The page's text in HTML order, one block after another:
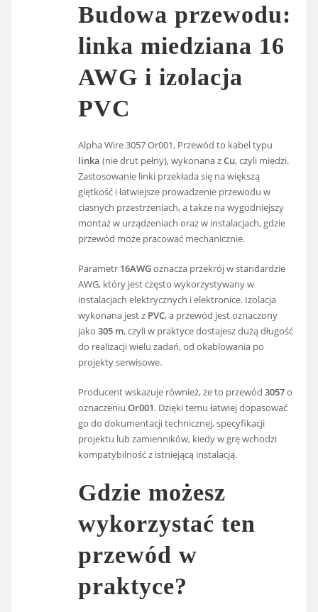
Budowa przewodu:
linka miedziana 16
AWG i izolacja
PVC
Alpha Wire 3057 Or001, Przewód to kabel typu
linka (nie drut pełny), wykonana zCu, czyli miedzi.
Zastosowanie linki przekłada się na większą
giętkość i łatwiejsze prowadzenie przewodu w
ciasnych przestrzeniach, a także na wygodniejszy
montaż w urządzeniach oraz w instalacjach, gdzie
przewód może pracować mechanicznie.
Parametr 16AWGoznacza przekrój w standardzie
AWG, który jest często wykorzystywany w
instalacjach elektrycznych i elektronice. Izolacja
wykonana jest z PVC, a przewód jest oznaczony
jako305 m, czyli w praktyce dostajesz dużą długość
do realizacji wielu zadań, od okablowania po
projekty serwisowe.
Producent wskazuje również, że to przewód3057o
oznaczeniuOr001. Dzięki temu łatwiej dopasować
go do dokumentacji technicznej, specyfikacji
projektu lub zamienników, kiedy w grę wchodzi
kompatybilność z istniejącą instalacją.
Gdzie możesz
wykorzystać ten
przewód w
praktyce?